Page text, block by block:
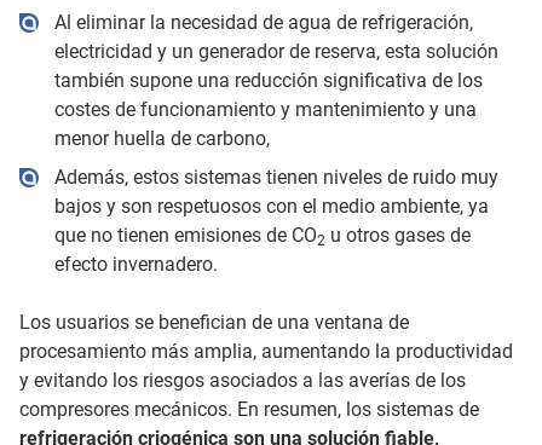
Al eliminar la necesidad de agua de refrigeración,
electricidad y un generador de reserva, esta solución
también supone una reducción significativa de los
costes de funcionamiento y mantenimiento y una
menor huella de carbono,
Además, estos sistemas tienen niveles de ruido muy
bajos y son respetuosos con el medio ambiente, ya
que no tienen emisiones de CO2 u otros gases de
efecto invernadero.
Los usuarios se benefician de una ventana de
procesamiento más amplia, aumentando la productividad
y evitando los riesgos asociados a las averías de los
compresores mecánicos. En resumen, los sistemas de
refrigeración criogénica son una solución fiable,